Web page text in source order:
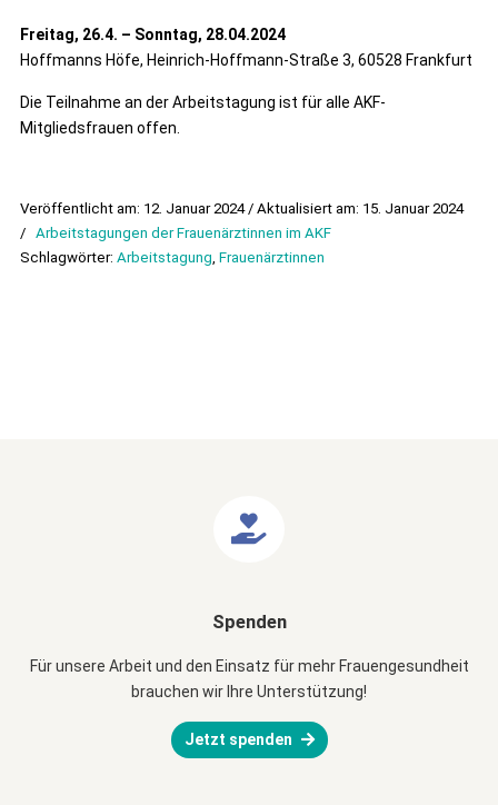
Freitag, 26.4. – Sonntag, 28.04.2024
Hoffmanns Höfe, Heinrich-Hoffmann-Straße 3, 60528 Frankfurt
Die Teilnahme an der Arbeitstagung ist für alle AKF-
Mitgliedsfrauen offen.
Veröffentlicht am: 12. Januar 2024 / Aktualisiert am: 15. Januar 2024
/ Arbeitstagungen der Frauenärztinnen im AKF
Schlagwörter: Arbeitstagung, Frauenärztinnen
Spenden
Für unsere Arbeit und den Einsatz für mehr Frauengesundheit
brauchen wir Ihre Unterstützung!
Jetzt spenden